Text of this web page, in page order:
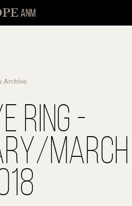
ANM
Archive
Ring -
March